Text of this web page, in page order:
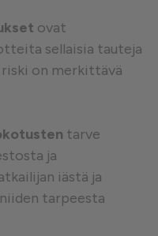
ovat
sellaisia tauteja
on merkittävä
tarve
ja
iästä ja
tarpeesta